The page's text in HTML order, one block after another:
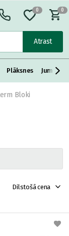
Atrast
0 0
Plāksnes Jumta
Bloki
Dilstošā cena